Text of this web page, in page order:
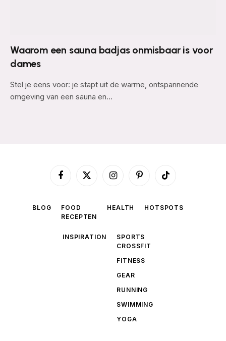
Waarom een sauna badjas onmisbaar is voor
dames
Stel je eens voor: je stapt uit de warme, ontspannende
omgeving van een sauna en…
Facebook
X
InstagramPinterestTikTok
BLOG
FOOD
RECEPTEN
HEALTH HOTSPOTS
INSPIRATION
SPORTS
CROSSFIT
FITNESS
GEAR
RUNNING
SWIMMING
YOGA